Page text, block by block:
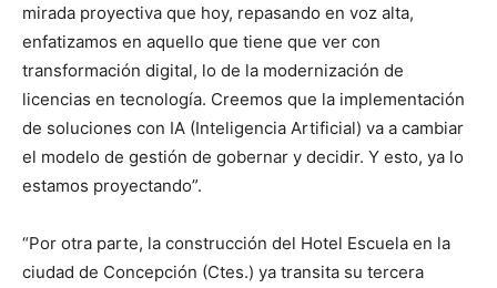
mirada proyectiva que hoy, repasando en voz alta,
enfatizamos en aquello que tiene que ver con
transformación digital, lo de la modernización de
licencias en tecnología. Creemos que la implementación
de soluciones con IA (Inteligencia Artificial) va a cambiar
el modelo de gestión de gobernar y decidir. Y esto, ya lo
estamos proyectando”.
“Por otra parte, la construcción del Hotel Escuela en la
ciudad de Concepción (Ctes.) ya transita su tercera